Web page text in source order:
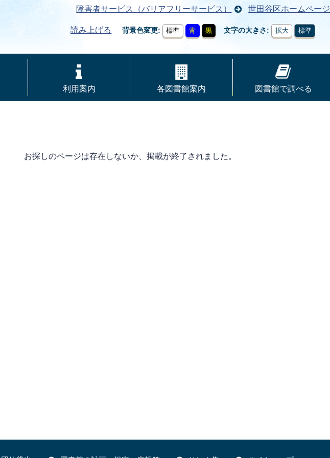
障害者サービス（バリアフリーサービス） 世田谷区ホームページ
読み上げる 背景色変更 標準 青 黒 文字の大きさ 拡大 標準
利用案内 各図書館案内 図書館で調べる
お探しのページは存在しないか、掲載が終了されました。